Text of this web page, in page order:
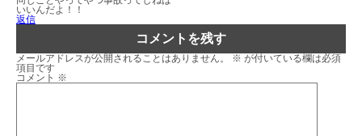
いいんだよ！！
返信
コメントを残す
メールアドレスが公開されることはありません。 ※ が付いている欄は必須
項目です
コメント ※